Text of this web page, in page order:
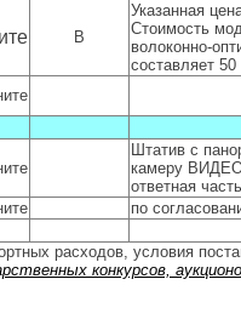
B
Указанная
Стоимость
волоконно-
составляет
Штатив с
камеру
ответная
по
расходов, условия
конкурсов,